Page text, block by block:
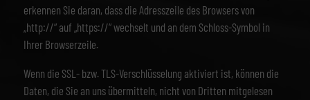
erkennen Sie daran, dass die Adresszeile des Browsers von
„http://“ auf „https://“ wechselt und an dem Schloss-Symbol in
Ihrer Browserzeile.
Wenn die SSL- bzw. TLS-Verschlüsselung aktiviert ist, können die
Daten, die Sie an uns übermitteln, nicht von Dritten mitgelesen